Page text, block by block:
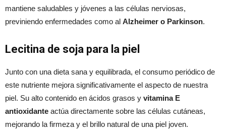
mantiene saludables y jóvenes a las células nerviosas,
previniendo enfermedades como al Alzheimer o Parkinson.
Lecitina de soja para la piel
Junto con una dieta sana y equilibrada, el consumo periódico de
este nutriente mejora significativamente el aspecto de nuestra
piel. Su alto contenido en ácidos grasos y vitamina E
antioxidante actúa directamente sobre las células cutáneas,
mejorando la firmeza y el brillo natural de una piel joven.